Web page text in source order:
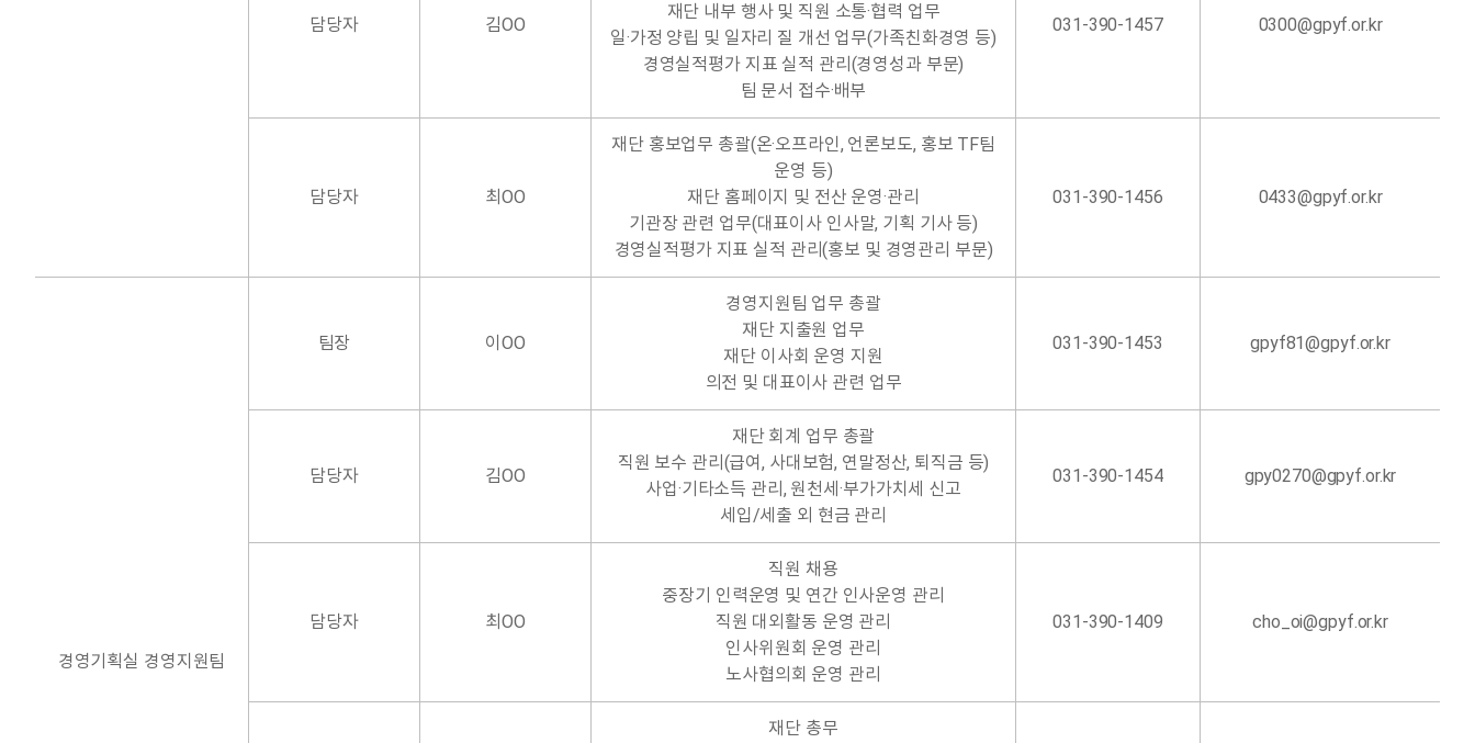
담당자 김OO
재단 내부 행사 및 직원 소통·협력 업무
일·가정 양립 및 일자리 질 개선 업무(가족친화경영 등)
경영실적평가 지표 실적 관리(경영성과 부문)
팀 문서 접수·배부
031-390-1457 0300@gpyf.or.kr
담당자 최OO
재단 홍보업무 총괄(온·오프라인, 언론보도, 홍보 TF팀
운영 등)
재단 홈페이지 및 전산 운영·관리
기관장 관련 업무(대표이사 인사말, 기획 기사 등)
경영실적평가 지표 실적 관리(홍보 및 경영관리 부문)
031-390-1456 0433@gpyf.or.kr
경영기획실 경영지원팀
팀장 이OO
경영지원팀 업무 총괄
재단 지출원 업무
재단 이사회 운영 지원
의전 및 대표이사 관련 업무
031-390-1453 gpyf81@gpyf.or.kr
담당자 김OO
재단 회계 업무 총괄
직원 보수 관리(급여, 사대보험, 연말정산, 퇴직금 등)
사업·기타소득 관리, 원천세·부가가치세 신고
세입/세출 외 현금 관리
031-390-1454 gpy0270@gpyf.or.kr
담당자 최OO
직원 채용
중장기 인력운영 및 연간 인사운영 관리
직원 대외활동 운영 관리
인사위원회 운영 관리
노사협의회 운영 관리
031-390-1409 cho_oi@gpyf.or.kr
재단 총무